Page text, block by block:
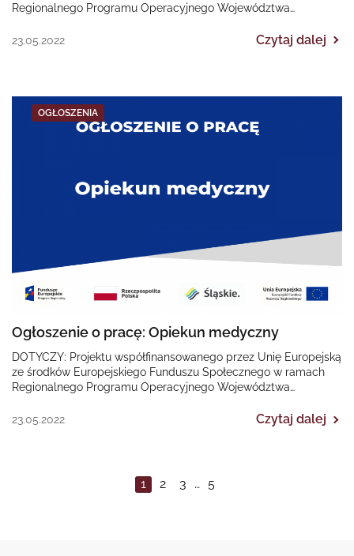
Regionalnego Programu Operacyjnego Województwa
23.05.2022
Czytaj dalej
OGŁOSZENIA
Ogłoszenie o pracę: Opiekun medyczny
DOTYCZY: Projektu współfinansowanego przez Unię Europejską
ze środków Europejskiego Funduszu Społecznego w ramach
Regionalnego Programu Operacyjnego Województwa
23.05.2022
Czytaj dalej
1 2 3 … 5